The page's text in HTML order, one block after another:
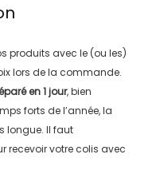
produits avec le (ou les)
lors de la commande.
en1 jour, bien
forts de l’année, la
longue. Il faut
recevoir votre colis avec